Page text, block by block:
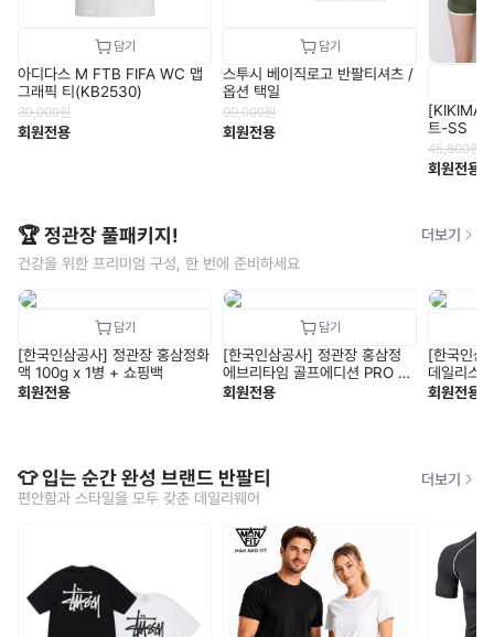
아디다스 M FTB FIFA WC 맵
그래픽 티(KB2530)
39,000원
회원전용
스투시 베이직로고 반팔티셔츠 /
옵션 택일
99,000원
회원전용
트-SS
45,800원
회원전용
🏆 정관장 풀패키지!
건강을 위한 프리미엄 구성, 한 번에 준비하세요
더보기
[한국인삼공사] 정관장 홍삼정화
액 100g x 1병 + 쇼핑백
회원전용
[한국인삼공사] 정관장 홍삼정
에브리타임 골프에디션 PRO V1
+ 쇼핑백
회원전용
[한국인삼
데일리스
핑백
회원전용
👕 입는 순간 완성 브랜드 반팔티
편안함과 스타일을 모두 갖춘 데일리웨어
더보기